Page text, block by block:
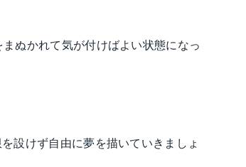
ぬかれて気が付けばよい状態になっ
設けず自由に夢を描いていきましょ